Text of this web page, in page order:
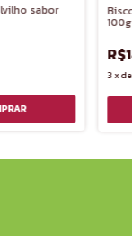
sabor
100g
3x